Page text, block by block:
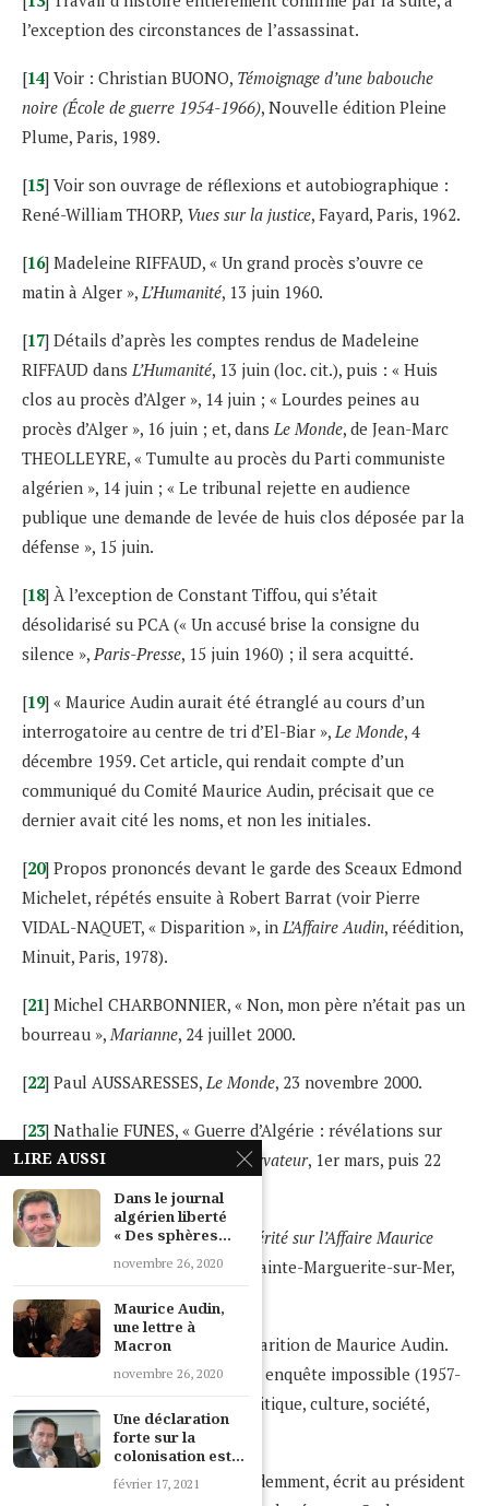
l’exception des circonstances de l’assassinat.
[14] Voir : Christian BUONO, Témoignage d’une babouche
noire (École de guerre 1954-1966), Nouvelle édition Pleine
Plume, Paris, 1989.
[15] Voir son ouvrage de réflexions et autobiographique :
René-William THORP, Vues sur la justice, Fayard, Paris, 1962.
[16] Madeleine RIFFAUD, « Un grand procès s’ouvre ce
matin à Alger », L’Humanité, 13 juin 1960.
[17] Détails d’après les comptes rendus de Madeleine
RIFFAUD dans L’Humanité, 13 juin (loc. cit.), puis : « Huis
clos au procès d’Alger », 14 juin ; « Lourdes peines au
procès d’Alger », 16 juin ; et, dans Le Monde, de Jean-Marc
THEOLLEYRE, « Tumulte au procès du Parti communiste
algérien », 14 juin ; « Le tribunal rejette en audience
publique une demande de levée de huis clos déposée par la
défense », 15 juin.
[18] À l’exception de Constant Tiffou, qui s’était
désolidarisé su PCA (« Un accusé brise la consigne du
silence », Paris-Presse, 15 juin 1960) ; il sera acquitté.
[19] « Maurice Audin aurait été étranglé au cours d’un
interrogatoire au centre de tri d’El-Biar », Le Monde, 4
décembre 1959. Cet article, qui rendait compte d’un
communiqué du Comité Maurice Audin, précisait que ce
dernier avait cité les noms, et non les initiales.
[20] Propos prononcés devant le garde des Sceaux Edmond
Michelet, répétés ensuite à Robert Barrat (voir Pierre
VIDAL-NAQUET, « Disparition », in L’Affaire Audin, réédition,
Minuit, Paris, 1978).
[21] Michel CHARBONNIER, « Non, mon père n’était pas un
bourreau », Marianne, 24 juillet 2000.
[22] Paul AUSSARESSES, Le Monde, 23 novembre 2000.
[23] Nathalie FUNES, « Guerre d’Algérie : révélations sur
l’affaire Audin »,
Le Nouvel Observateur, 1er mars, puis 22
mars 2012.
[24] Jean-Charles DENIAU,La Vérité sur l’Affaire Maurice
, Éditions des Équateurs, Sainte-Marguerite-sur-Mer,
2014.
25 ] Sylvie THENAULT, « La disparition de Maurice Audin.
Les historiens à l’épreuve d’une enquête impossible (1957-
2014) », Histoire@Politique. Politique, culture, société,
n° 31, janvier-février 2017.
] Elle avait également, précédemment, écrit au président
LIRE AUSSI
Dans le journal
algérien liberté
« Des sphères...
novembre 26, 2020
Maurice Audin,
une lettre à
Macron
novembre 26, 2020
Une déclaration
forte sur la
colonisation est...
février 17, 2021